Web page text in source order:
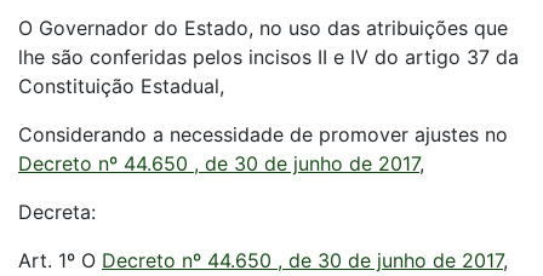
O Governador do Estado, no uso das atribuições que
lhe são conferidas pelos incisos II e IV do artigo 37 da
Constituição Estadual,
Considerando a necessidade de promover ajustes no
Decreto nº 44.650 , de 30 de junho de 2017,
Decreta:
Art. 1º O Decreto nº 44.650 , de 30 de junho de 2017,